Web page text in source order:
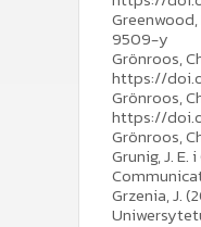
9509-y
Grönroos,
https://
Grönroos,
https://
Grönroos,
Grunig, J. E.
Grzenia, J.